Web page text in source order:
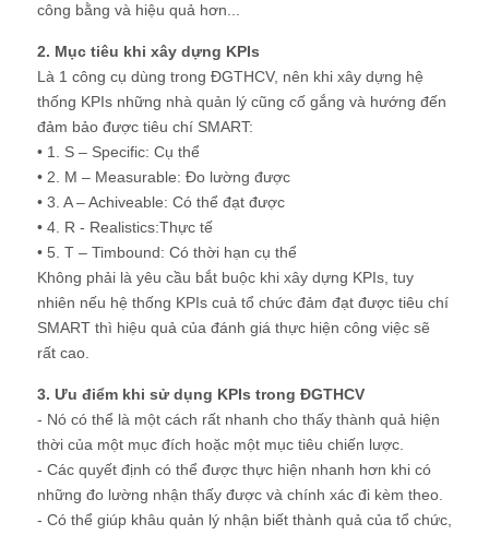
công bằng và hiệu quả hơn...
2. Mục tiêu khi xây dựng KPIs
Là 1 công cụ dùng trong ĐGTHCV, nên khi xây dựng hệ
thống KPIs những nhà quản lý cũng cố gắng và hướng đến
đảm bảo được tiêu chí SMART:
• 1. S – Specific: Cụ thể
• 2. M – Measurable: Đo lường được
• 3. A – Achiveable: Có thể đạt được
• 4. R - Realistics:Thực tế
• 5. T – Timbound: Có thời hạn cụ thể
Không phải là yêu cầu bắt buộc khi xây dựng KPIs, tuy
nhiên nếu hệ thống KPIs cuả tổ chức đảm đạt được tiêu chí
SMART thì hiệu quả của đánh giá thực hiện công việc sẽ
rất cao.
3. Ưu điểm khi sử dụng KPIs trong ĐGTHCV
- Nó có thể là một cách rất nhanh cho thấy thành quả hiện
thời của một mục đích hoặc một mục tiêu chiến lược.
- Các quyết định có thể được thực hiện nhanh hơn khi có
những đo lường nhận thấy được và chính xác đi kèm theo.
- Có thể giúp khâu quản lý nhận biết thành quả của tổ chức,